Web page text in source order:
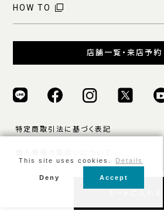
カートに入れ
HOW TO
店舗一覧・来店予約
特定商取引法に基づく表記
ご利用規約
This site uses cookies. Details
Deny Accept